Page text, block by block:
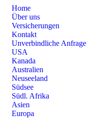
Home
Über uns
Versicherungen
Kontakt
Unverbindliche Anfrage
USA
Kanada
Australien
Neuseeland
Südsee
Südl. Afrika
Asien
Europa